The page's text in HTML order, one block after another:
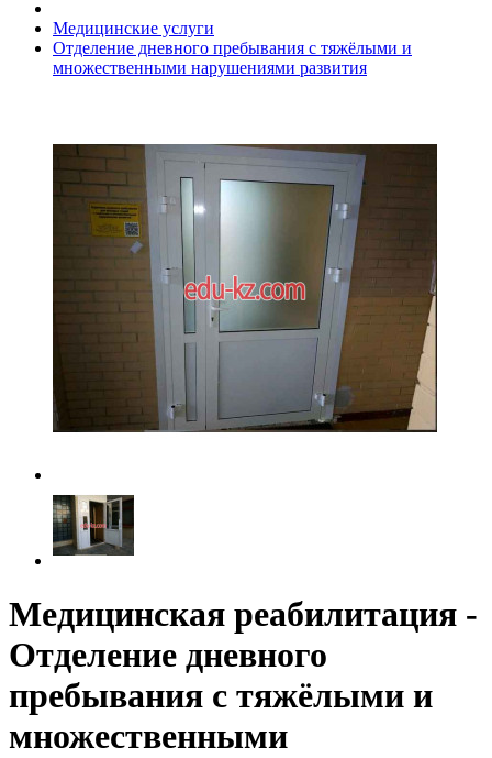
Медицинские услуги
Отделение дневного пребывания с тяжёлыми и
множественными нарушениями развития
Медицинская реабилитация -
Отделение дневного
пребывания с тяжёлыми и
множественными